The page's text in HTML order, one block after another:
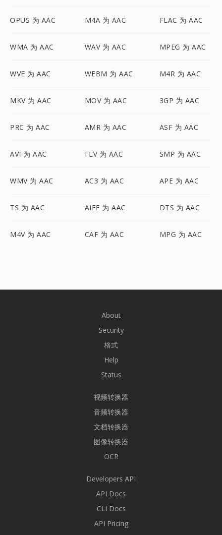
OPUS 为 AAC M4A 为 AAC FLAC 为 AAC
WMA 为 AAC WAV 为 AAC MPEG 为 AAC
WVE 为 AAC WEBM 为 AAC M4R 为 AAC
MKV 为 AAC MOV 为 AAC 3GP 为 AAC
PRC 为 AAC AMR 为 AAC ASF 为 AAC
AVI 为 AAC FLV 为 AAC SMP 为 AAC
WMV 为 AAC AC3 为 AAC APE 为 AAC
TS 为 AAC AIFF 为 AAC DTS 为 AAC
M4V 为 AAC CAF 为 AAC MPG 为 AAC
About
Security
格式
Help
Status
视频转换器
音频转换器
文档转换器
图像转换器
OCR
Developers API
API Docs
CLI Docs
API Pricing